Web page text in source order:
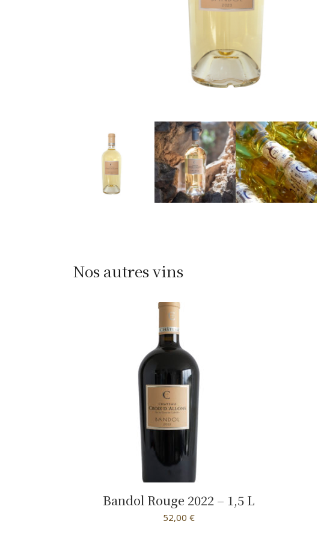
Nos autres vins
Bandol Rouge 2022 – 1,5 L
52,00 €